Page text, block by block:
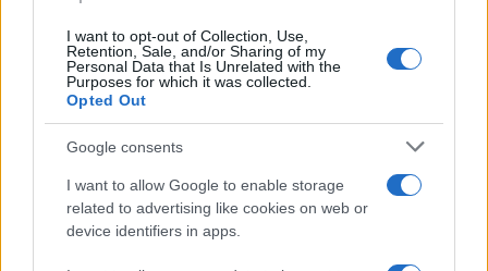
I want to opt-out of Collection, Use,
Retention, Sale, and/or Sharing of my
Personal Data that Is Unrelated with the
Purposes for which it was collected.
Opted Out
Google consents
I want to allow Google to enable storage
related to advertising like cookies on web or
device identifiers in apps.
egy alkalommal meztelenül jelent meg a bíró
előtt.
„A szövetségi kormánynak minden tőle
telhetőt meg kell tennie az antiszemitizmus
növekvő hullámának megfékezése érdekében”
– jelentette ki az ügyben eljáró ügyész. „Nem
fogjuk hagyni, hogy bárki terrorizálja zsidó
szomszédainkat.”